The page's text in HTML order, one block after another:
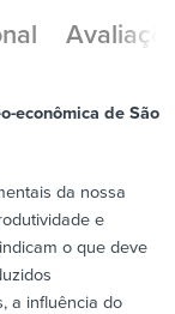
econômica de São
da nossa
e
o que deve
a influência do